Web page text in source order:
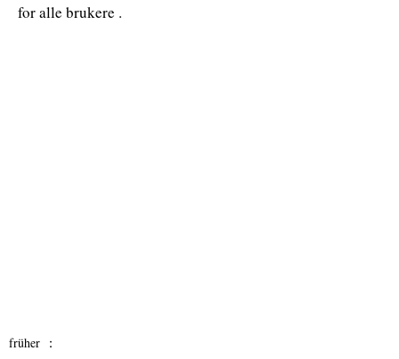
for alle brukere .
früher ：